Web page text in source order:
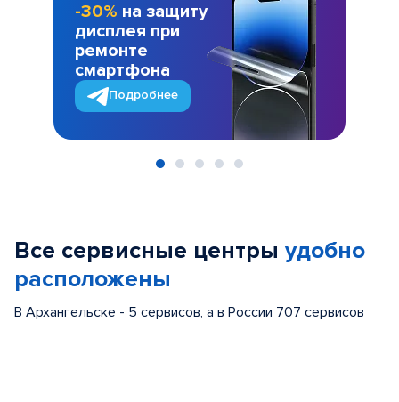
-30% на защиту
дисплея при
ремонте
смартфона
Подробнее
Все сервисные центры удобно
расположены
В Архангельске - 5 сервисов, а в России 707 сервисов